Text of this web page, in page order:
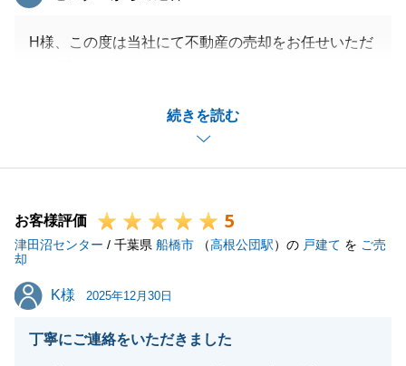
続きを読む
H様、この度は当社にて不動産の売却をお任せいただ
も完了し、安心いたしました。改めて、最後まで売却
のお手伝いができたことを嬉しく思います。
今後とも、何かお困りのことがございましたら些細な
す。
引き続きよろしくお願いいたします。
お客様評価 5
津田沼センター / 千葉県 船橋市 （高根公団駅）の 戸建て を ご売
却
K様
K様 2025年12月30日
丁寧にご連絡をいただきました